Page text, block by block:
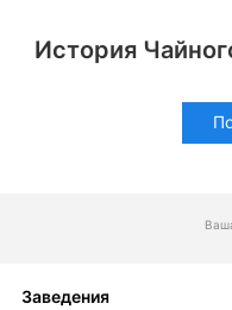
Истoрия
Заведения